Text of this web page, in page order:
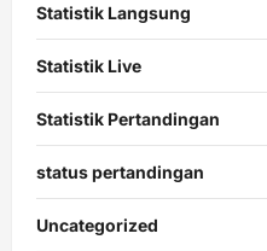
Statistik Langsung
Statistik Live
Statistik Pertandingan
status pertandingan
Uncategorized